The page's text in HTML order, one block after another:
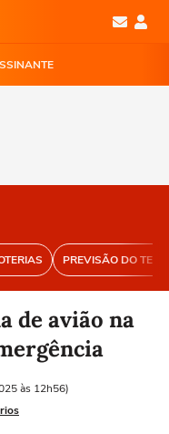
PREVISÃO DO
de avião na
às 12h56)